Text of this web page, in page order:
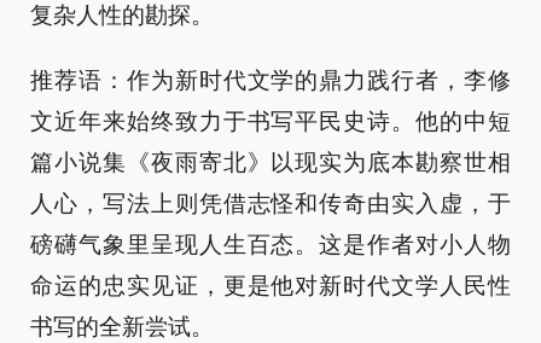
复杂人性的勘探。
推荐语：作为新时代文学的鼎力践行者，李修
文近年来始终致力于书写平民史诗。他的中短
篇小说集《夜雨寄北》以现实为底本勘察世相
人心，写法上则凭借志怪和传奇由实入虚，于
磅礴气象里呈现人生百态。这是作者对小人物
命运的忠实见证，更是他对新时代文学人民性
书写的全新尝试。